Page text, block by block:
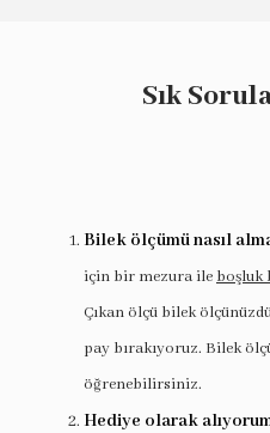
Sık
Bilek ölçümü nasıl
için bir mezura ile boşluk
Çıkan ölçü bilek
pay bırakıyoruz. Bilek
öğrenebilirsiniz.
Hediye olarak